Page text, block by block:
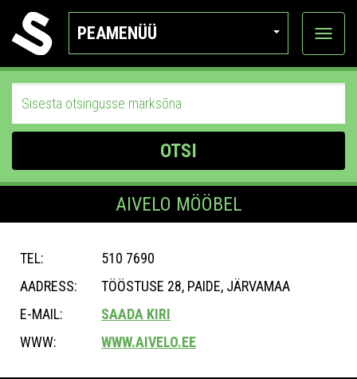
PEAMENÜÜ
Ava
OTSI
AIVELO MÖÖBEL
TEL:
510 7690
AADRESS:
TÖÖSTUSE 28, PAIDE, JÄRVAMAA
E-MAIL:
SAADA KIRI
WWW:
WWW.AIVELO.EE